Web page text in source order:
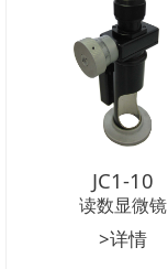
JC1-10
读数显微镜
>详情